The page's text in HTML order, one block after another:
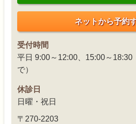
ネットから予約
受付時間
平日 9:00～12:00、15:00～18:30
で）
休診日
日曜・祝日
〒270-2203